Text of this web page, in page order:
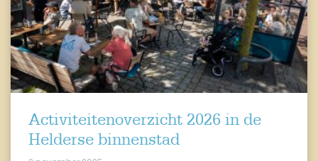
Activiteitenoverzicht 2026 in de
Helderse binnenstad